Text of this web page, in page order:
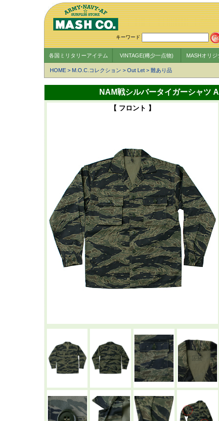
キーワード
各国ミリタリーアイテム VINTAGE(稀少一点物) MASHオリ
HOME > M.O.C.コレクション > Out Let > 難あり品
NAM戦シルバータイガーシャツ
【 フロント 】